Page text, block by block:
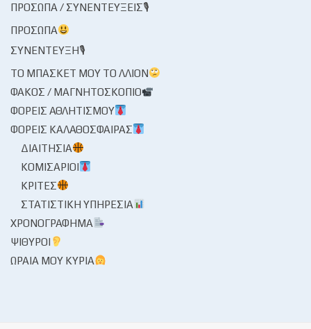
ΠΡΌΣΩΠΑ / ΣΥΝΕΝΤΕΎΞΕΙΣ🎙
ΠΡΌΣΩΠΑ
ΣΥΝΈΝΤΕΥΞΗ🎙
ΤΟ ΜΠΆΣΚΕΤ ΜΟΥ ΤΟ ΛΛΊΟΝ
ΦΑΚΌΣ / ΜΑΓΝΗΤΟΣΚΌΠΙΟ
ΦΟΡΕΊΣ ΑΘΛΗΤΙΣΜΟΎ
ΦΟΡΕΊΣ ΚΑΛΑΘΌΣΦΑΙΡΑΣ
ΔΙΑΙΤΗΣΊΑ
ΚΟΜΙΣΆΡΙΟΙ
ΚΡΙΤΈΣ
ΣΤΑΤΙΣΤΙΚΉ ΥΠΗΡΕΣΊΑ
ΧΡΟΝΟΓΡΆΦΗΜΑ
ΨΊΘΥΡΟΙ
ΩΡΑΊΑ ΜΟΥ ΚΥΡΊΑ